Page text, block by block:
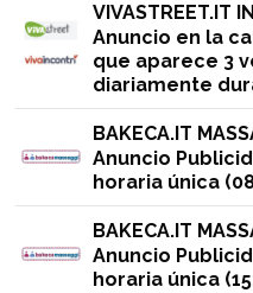
VIVASTREET.IT
Anuncio en la
que aparece 3
diariamente
BAKECA.IT
Anuncio
horaria única
BAKECA.IT
Anuncio
horaria única